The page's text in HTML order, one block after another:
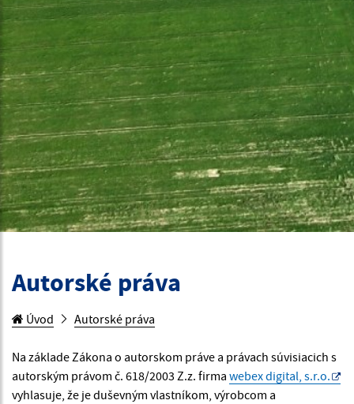
Autorské práva
Úvod Autorské práva
Na základe Zákona o autorskom práve a právach súvisiacich s
autorským právom č. 618/2003 Z.z. firma webex digital, s.r.o.
vyhlasuje, že je duševným vlastníkom, výrobcom a